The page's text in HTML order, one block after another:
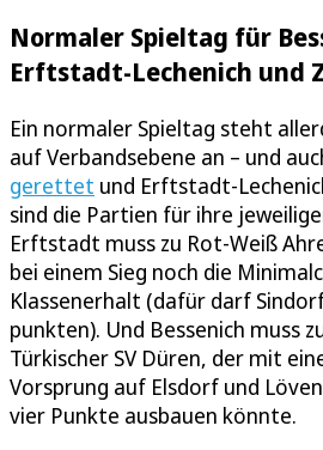
Normaler Spieltag für
Erftstadt-Lechenich und
Ein normaler Spieltag steht
auf Verbandsebene an – und
gerettet und Erftstadt-
sind die Partien für ihre
Erftstadt muss zu Rot-Weiß
bei einem Sieg noch die
Klassenerhalt (dafür darf
punkten). Und Bessenich muss
Türkischer SV Düren, der mit
Vorsprung auf Elsdorf und
vier Punkte ausbauen könnte.